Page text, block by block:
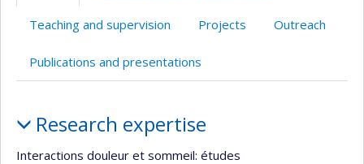
l’unité
recherche
Teaching and supervision Projects Outreach
Publications and presentations
Research expertise
Interactions douleur et sommeil: études